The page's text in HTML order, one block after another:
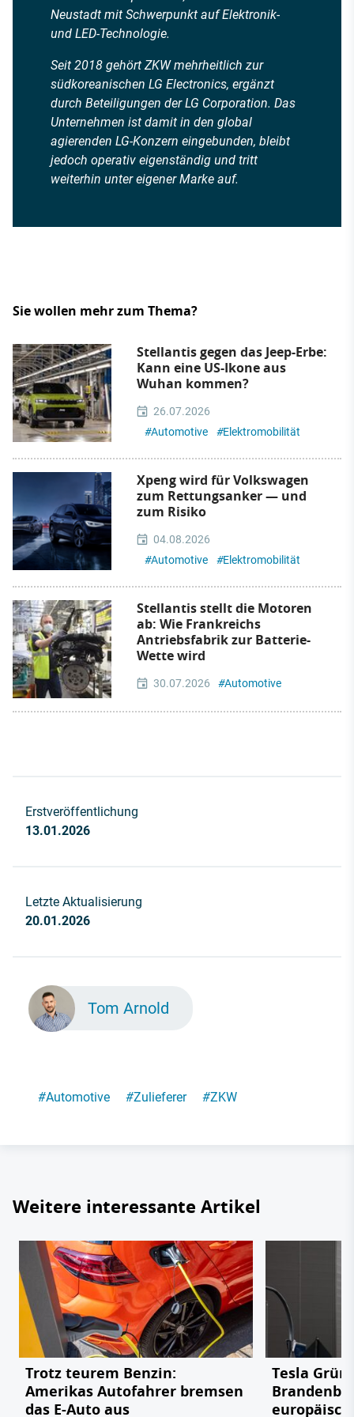
Neustadt mit Schwerpunkt auf Elektronik-
und LED-Technologie.
Seit 2018 gehört ZKW mehrheitlich zur
südkoreanischen LG Electronics, ergänzt
durch Beteiligungen der LG Corporation. Das
Unternehmen ist damit in den global
agierenden LG-Konzern eingebunden, bleibt
jedoch operativ eigenständig und tritt
weiterhin unter eigener Marke auf.
Sie wollen mehr zum Thema?
Stellantis gegen das Jeep-Erbe:
Kann eine US-Ikone aus
Wuhan kommen?
26.07.2026
#Automotive #Elektromobilität
Xpeng wird für Volkswagen
zum Rettungsanker — und
zum Risiko
04.08.2026
#Automotive #Elektromobilität
Stellantis stellt die Motoren
ab: Wie Frankreichs
Antriebsfabrik zur Batterie-
Wette wird
30.07.2026 #Automotive
Erstveröffentlichung
13.01.2026
Letzte Aktualisierung
20.01.2026
Tom Arnold
#Automotive #Zulieferer #ZKW
Weitere interessante Artikel
Trotz teurem Benzin:
Amerikas Autofahrer bremsen
das E-Auto aus
Tesla